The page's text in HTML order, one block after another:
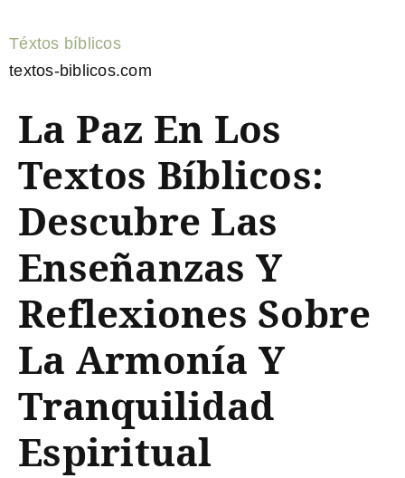
Téxtos bíblicos
textos-biblicos.com
La Paz En Los
Textos Bíblicos:
Descubre Las
Enseñanzas Y
Reflexiones Sobre
La Armonía Y
Tranquilidad
Espiritual